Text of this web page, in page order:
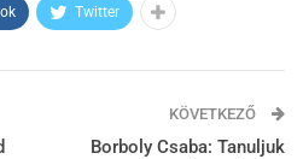
Twitter
KÖVETKEZŐ
Borboly Csaba: Tanuljuk